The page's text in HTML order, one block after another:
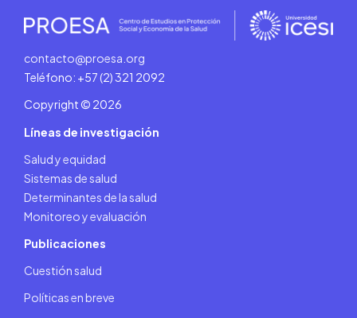
contacto@proesa.org
Teléfono: +57 (2) 321 2092
Copyright © 2026
Líneas de investigación
Salud y equidad
Sistemas de salud
Determinantes de la salud
Monitoreo y evaluación
Publicaciones
Cuestión salud
Políticas en breve